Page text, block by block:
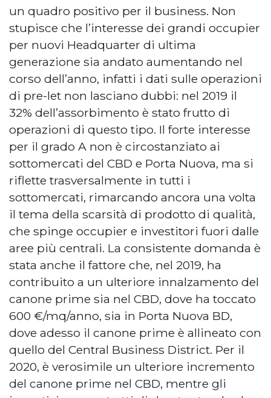
un quadro positivo per il business. Non
stupisce che l’interesse dei grandi occupier
per nuovi Headquarter di ultima
generazione sia andato aumentando nel
corso dell’anno, infatti i dati sulle operazioni
di pre-let non lasciano dubbi: nel 2019 il
32% dell’assorbimento è stato frutto di
operazioni di questo tipo. Il forte interesse
per il grado A non è circostanziato ai
sottomercati del CBD e Porta Nuova, ma si
riflette trasversalmente in tutti i
sottomercati, rimarcando ancora una volta
il tema della scarsità di prodotto di qualità,
che spinge occupier e investitori fuori dalle
aree più centrali. La consistente domanda è
stata anche il fattore che, nel 2019, ha
contribuito a un ulteriore innalzamento del
canone prime sia nel CBD, dove ha toccato
600 €/mq/anno, sia in Porta Nuova BD,
dove adesso il canone prime è allineato con
quello del Central Business District. Per il
2020, è verosimile un ulteriore incremento
del canone prime nel CBD, mentre gli